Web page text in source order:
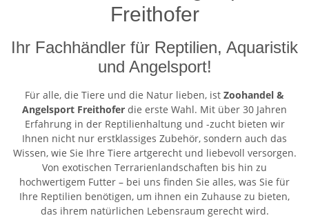
Freithofer
Ihr Fachhändler für Reptilien, Aquaristik
und Angelsport!
Für alle, die Tiere und die Natur lieben, ist Zoohandel &
Angelsport Freithofer die erste Wahl. Mit über 30 Jahren
Erfahrung in der Reptilienhaltung und -zucht bieten wir
Ihnen nicht nur erstklassiges Zubehör, sondern auch das
Wissen, wie Sie Ihre Tiere artgerecht und liebevoll versorgen.
Von exotischen Terrarienlandschaften bis hin zu
hochwertigem Futter – bei uns finden Sie alles, was Sie für
Ihre Reptilien benötigen, um ihnen ein Zuhause zu bieten,
das ihrem natürlichen Lebensraum gerecht wird.